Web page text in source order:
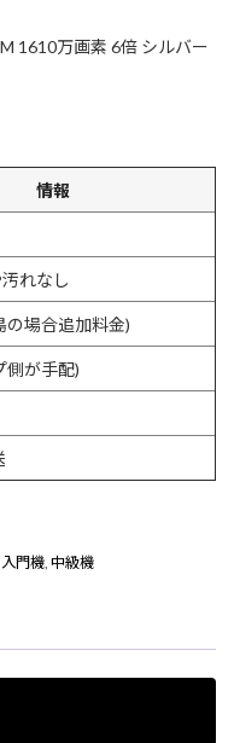
1610万画素 6倍 シルバー
情報
れなし
の場合追加料金)
側が手配)
入門機, 中級機